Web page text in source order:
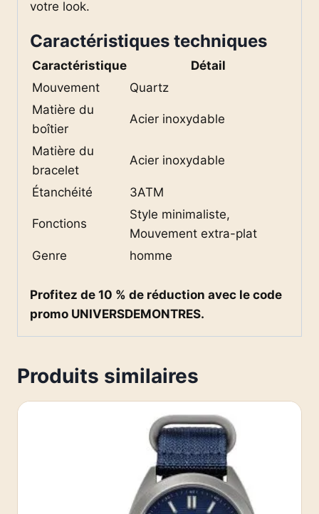
votre look.
Caractéristiques techniques
Caractéristique
Détail
Mouvement
Quartz
Matière du
boîtier
Acier inoxydable
Matière du
bracelet
Acier inoxydable
Étanchéité 3ATM
Fonctions
Style minimaliste,
Mouvement extra-plat
Genre
homme
Profitez de 10 % de réduction avec le code
promo UNIVERSDEMONTRES.
Produits similaires